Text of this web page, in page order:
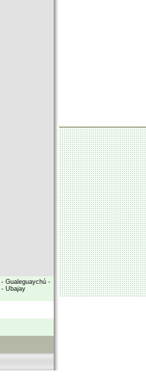
- Gualeguaychú -
- Ubajay